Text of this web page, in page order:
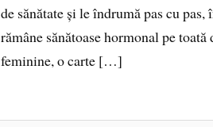
de sănătate și le îndrumă pas cu
rămâne sănătoase hormonal pe
feminine, o carte […]